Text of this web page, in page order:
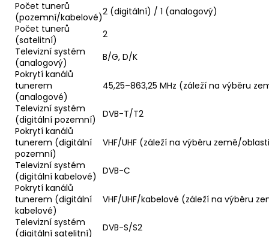
Počet tunerů
(pozemní/kabelové)2 (digitální) / 1 (analogový)
Počet tunerů
(satelitní)
2
Televizní systém
(analogový)
B/G, D/K
Pokrytí kanálů
tunerem
(analogové)
45,25–863,25 MHz (záleží na výběru
Televizní systém
(digitální pozemní)
DVB-T/T2
Pokrytí kanálů
tunerem (digitální
pozemní)
VHF/UHF (záleží na výběru země/
Televizní systém
(digitální kabelové) DVB-C
Pokrytí kanálů
tunerem (digitální
kabelové)
VHF/UHF/kabelové (záleží na výběru
Televizní systém
(digitální satelitní)
DVB-S/S2